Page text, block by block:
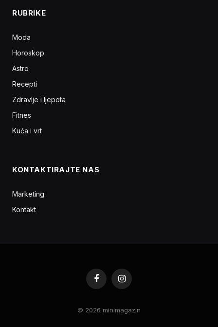
RUBRIKE
Moda
Horoskop
Astro
Recepti
Zdravlje i ljepota
Fitnes
Kuća i vrt
KONTAKTIRAJTE NAS
Marketing
Kontakt
FacebookInstagram
© 2026 minimagazin